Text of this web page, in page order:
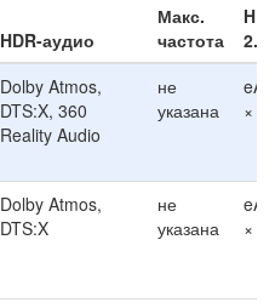
HDR-аудио
Макс.
частота
2.1
Dolby Atmos,
DTS:X, 360
Reality Audio
не
указана
× 1
Dolby Atmos,
DTS:X
не
указана
× 1